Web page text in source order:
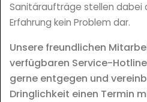
Sanitäraufträge stellen dabei
Erfahrung kein Problem dar.
Unsere freundlichen
verfügbaren Service-
gerne entgegen und
Dringlichkeit einen Termin